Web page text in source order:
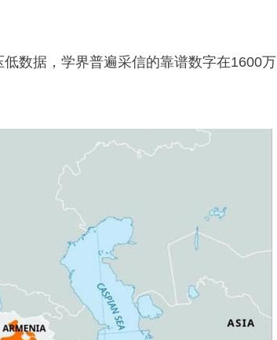
数据，学界普遍采信的靠谱数字在1600万